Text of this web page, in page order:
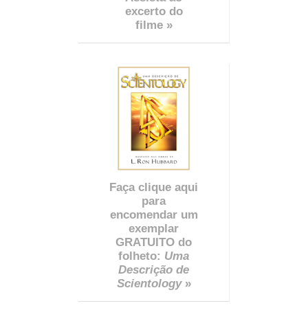
excerto do
filme »
Faça clique aqui
para
encomendar um
exemplar
GRATUITO do
folheto: Uma
Descrição de
Scientology»